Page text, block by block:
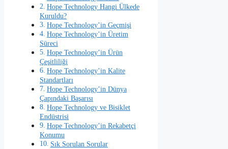
Hope Technology Hangi Ülkede
Kuruldu?
Hope Technology’in Geçmişi
Hope Technology’in Üretim
Süreci
Hope Technology’in Ürün
Çeşitliliği
Hope Technology’in Kalite
Standartları
Hope Technology’in Dünya
Çapındaki Başarısı
Hope Technology ve Bisiklet
Endüstrisi
Hope Technology’in Rekabetçi
Konumu
Sık Sorulan Sorular